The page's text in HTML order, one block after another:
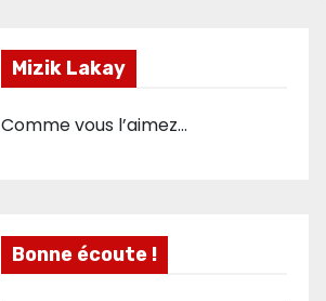
Mizik Lakay
Comme vous l’aimez…
Bonne écoute !